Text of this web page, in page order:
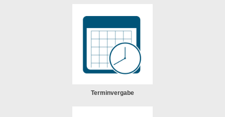
Terminvergabe